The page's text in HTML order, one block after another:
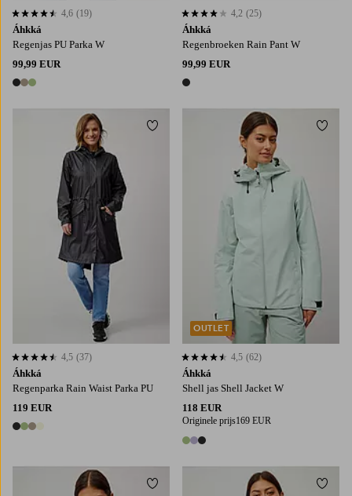
Áhkká
Regenjas PU Parka W
99,99 EUR
3 kleuren
4,6 op basis van 19 beoordelingen
4,6 (19)
Áhkká
Regenbroeken Rain Pant W
99,99 EUR
1 kleur
4,2 op basis van 25 beoordelingen
4,2 (25)
Áhkká
Regenparka Rain Waist Parka PU
119 EUR
4 kleuren
4,5 op basis van 37 beoordelingen
4,5 (37)
Toevoegen aan favorieten
Áhkká
Shell jas Shell Jacket W
118 EUR
Originele prijs169 EUR
3 kleuren
4,5 op basis van 62 beoordelingen
4,5 (62)
OUTLET
Toevoegen aan favorieten